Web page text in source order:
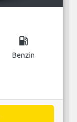
local_gas_station
Benzin